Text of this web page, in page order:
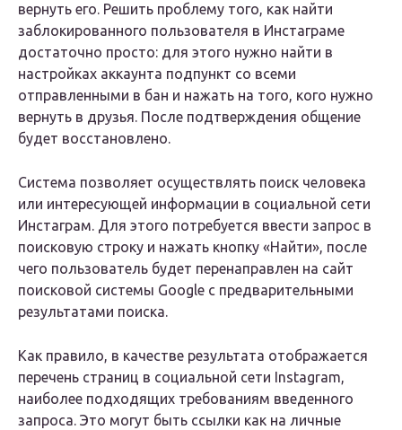
вернуть его. Решить проблему того, как найти
заблокированного пользователя в Инстаграме
достаточно просто: для этого нужно найти в
настройках аккаунта подпункт со всеми
отправленными в бан и нажать на того, кого нужно
вернуть в друзья. После подтверждения общение
будет восстановлено.
Система позволяет осуществлять поиск человека
или интересующей информации в социальной сети
Инстаграм. Для этого потребуется ввести запрос в
поисковую строку и нажать кнопку «Найти», после
чего пользователь будет перенаправлен на сайт
поисковой системы Google с предварительными
результатами поиска.
Как правило, в качестве результата отображается
перечень страниц в социальной сети Instagram,
наиболее подходящих требованиям введенного
запроса. Это могут быть ссылки как на личные